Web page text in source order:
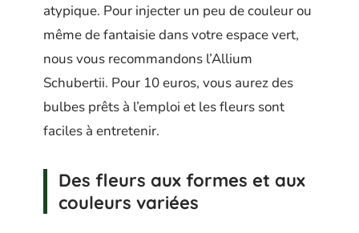
atypique. Pour injecter un peu de couleur ou
même de fantaisie dans votre espace vert,
nous vous recommandons l’Allium
Schubertii. Pour 10 euros, vous aurez des
bulbes prêts à l’emploi et les fleurs sont
faciles à entretenir.
Des fleurs aux formes et aux
couleurs variées